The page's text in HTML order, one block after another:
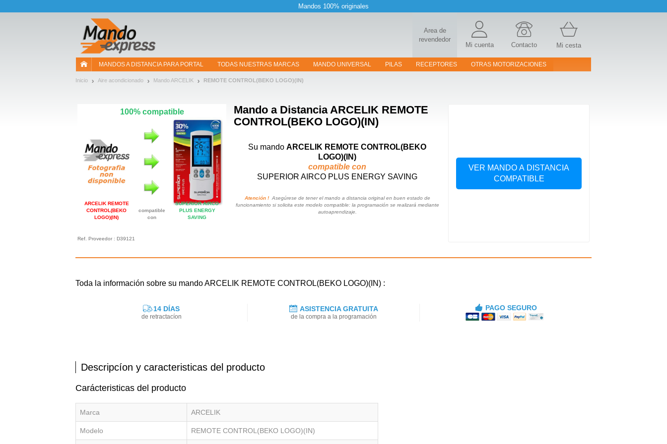
Mandos 100% originales
Area de
revendedor
Mi cuenta Contacto Mi cesta
MANDOS A DISTANCIA PARA PORTAL TODAS NUESTRAS MARCAS MANDO UNIVERSAL PILAS RECEPTORES OTRAS MOTORIZACIONES
Inicio Aire acondicionado Mando ARCELIK REMOTE CONTROL(BEKO LOGO)(IN)
Mando a DistanciaARCELIK REMOTE
CONTROL(BEKO LOGO)(IN)
100% compatible
ARCELIK REMOTE
CONTROL(BEKO
LOGO)(IN)
compatible
con
SUPERIOR AIRCO
PLUS ENERGY
SAVING
Su mando ARCELIK REMOTE CONTROL(BEKO
LOGO)(IN)
compatible con
SUPERIOR AIRCO PLUS ENERGY SAVING
Atención !Asegúrese de tener el mando a distancia original en buen estado de
funcionamiento si solicita este modelo compatible: la programación se realizará mediante
autoaprendizaje.
VER MANDO A DISTANCIA
COMPATIBLE
Ref. Proveedor : D39121
Toda la información sobre su mando ARCELIK REMOTE CONTROL(BEKO LOGO)(IN) :
14 DÍAS
de retractacíon
ASISTENCIA GRATUITA
de la compra a la programación
PAGO SEGURO
Descripcíon y caracteristicas del producto
Carácteristicas del producto
Marca ARCELIK
Modelo REMOTE CONTROL(BEKO LOGO)(IN)